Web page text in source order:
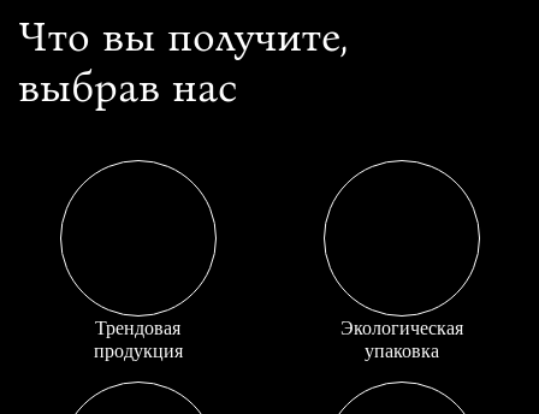
Что вы получите,
выбрав нас
Трендовая
продукция
Экологическая
упаковка